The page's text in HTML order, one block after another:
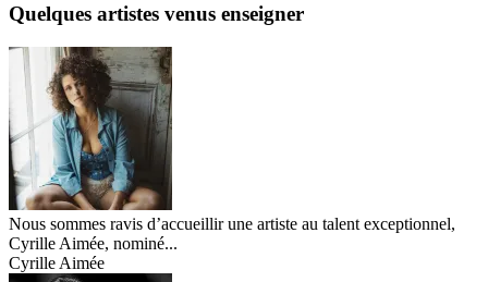
Quelques artistes venus enseigner
Nous sommes ravis d’accueillir une artiste au talent exceptionnel,
Cyrille Aimée, nominé...
Cyrille Aimée